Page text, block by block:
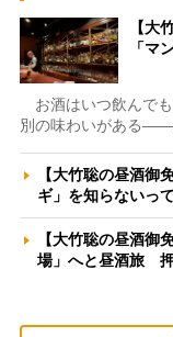
【大
「マ
お酒はいつ飲んで
別の味わいがある
【大竹聡の昼酒御
ギ」を知らない
【大竹聡の昼酒御
場」へと昼酒旅